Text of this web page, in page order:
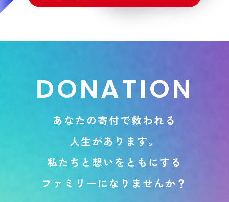
DONATION
あ な たの寄付で救われ る
人生があ り ま す。
私た ち と 想い を と も にする
フ ァ ミ リ ーに な り ま せんか ？